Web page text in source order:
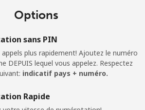
⁦$5⁩
12 min pour ⁦$5⁩ -
Options
sans PIN
appels plus rapidement! Ajoutez le numéro
DEPUIS lequel vous appelez. Respectez
indicatif pays + numéro.
Rapide